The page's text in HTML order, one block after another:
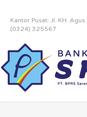
Kantor Pusat: Jl. KH.
(0324) 325567